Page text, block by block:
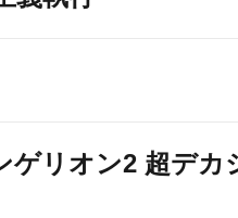
ゲリオン2 超デカ